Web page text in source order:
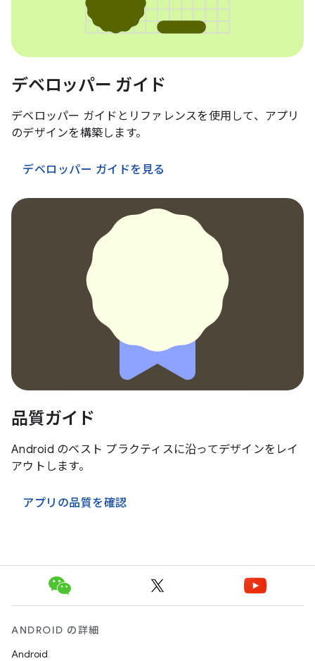
デベロッパー ガイド
デベロッパー ガイドとリファレンスを使用して、アプリ
のデザインを構築します。
デベロッパー ガイドを見る
品質ガイド
Android のベスト プラクティスに沿ってデザインをレイ
アウトします。
アプリの品質を確認
ANDROID の詳細
Android